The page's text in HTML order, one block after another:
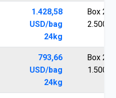
1.428,58
USD/bag
24kg
Box
793,66
USD/bag
24kg
Box